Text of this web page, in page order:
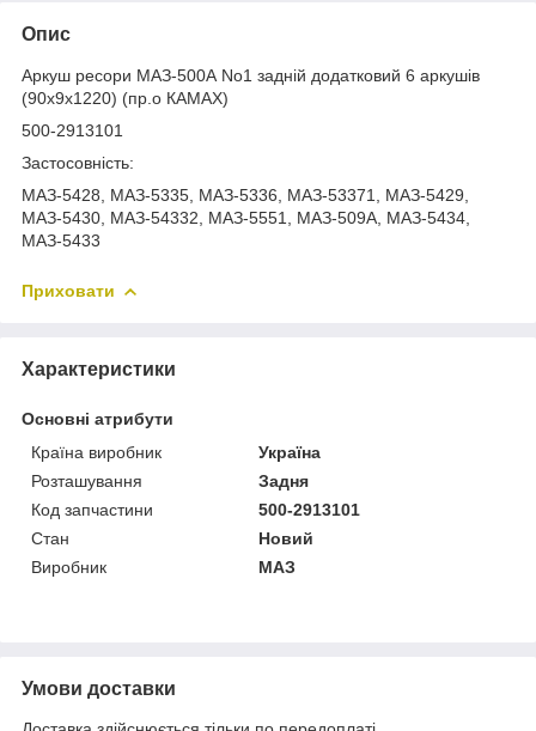
Опис
Аркуш ресори МАЗ-500А No1 задній додатковий 6 аркушів
(90х9х1220) (пр.о КАМАХ)
500-2913101
Застосовність:
МАЗ-5428, МАЗ-5335, МАЗ-5336, МАЗ-53371, МАЗ-5429,
МАЗ-5430, МАЗ-54332, МАЗ-5551, МАЗ-509А, МАЗ-5434,
МАЗ-5433
Приховати
Характеристики
Основні атрибути
Країна виробник
Україна
Розташування
Задня
Код запчастини
500-2913101
Стан
Новий
Виробник
МАЗ
Умови доставки